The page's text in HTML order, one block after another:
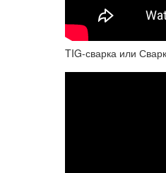
TIG-сварка или